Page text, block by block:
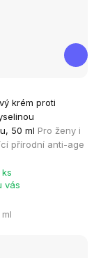
krém proti
50 ml Pro ženy i
přírodní anti-age
vás